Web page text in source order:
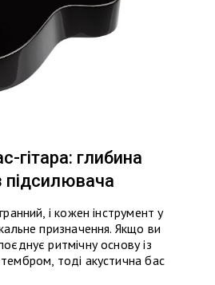
гітара: глибина
підсилювача
і кожен інструмент у
призначення. Якщо ви
ритмічну основу із
тоді акустична бас